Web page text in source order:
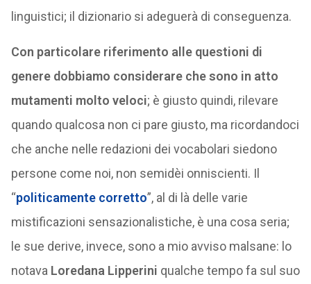
linguistici; il dizionario si adeguerà di conseguenza.
Con particolare riferimento alle questioni di
genere dobbiamo considerare che sono in atto
mutamenti molto veloci; è giusto quindi, rilevare
quando qualcosa non ci pare giusto, ma ricordandoci
che anche nelle redazioni dei vocabolari siedono
persone come noi, non semidèi onniscienti. Il
“politicamente corretto”, al di là delle varie
mistificazioni sensazionalistiche, è una cosa seria;
le sue derive, invece, sono a mio avviso malsane: lo
notava Loredana Lipperini qualche tempo fa sul suo